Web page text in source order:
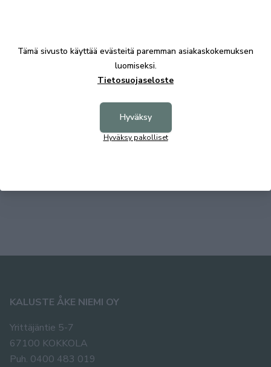
Orwel sohvapöytä beige/ruskea, Rowico
KALUSTE ÅKE NIEMI OY
Yrittäjäntie 5-7
67100 KOKKOLA
Puh. 0400 483 019
Tämä sivusto käyttää evästeitä paremman asiakaskokemuksen
luomiseksi.
Tietosuojaseloste
Hyväksy
Hyväksy pakolliset